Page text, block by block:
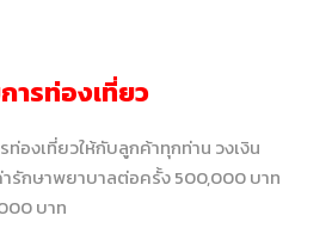
ารท่องเที่ยว
ท่องเที่ยวให้กับลูกค้าทุกท่าน วงเงิน
รักษาพยาบาลต่อครั้ง 500,000 บาท
บาท